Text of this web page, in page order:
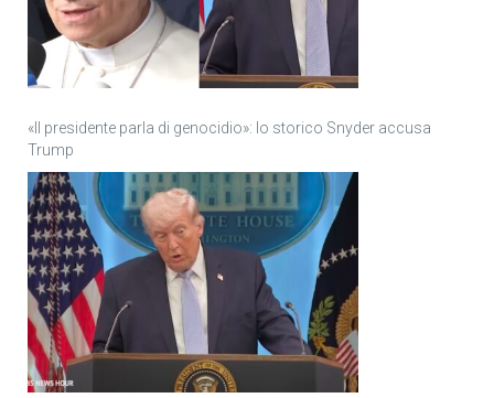
«Il presidente parla di genocidio»: lo storico Snyder accusa
Trump